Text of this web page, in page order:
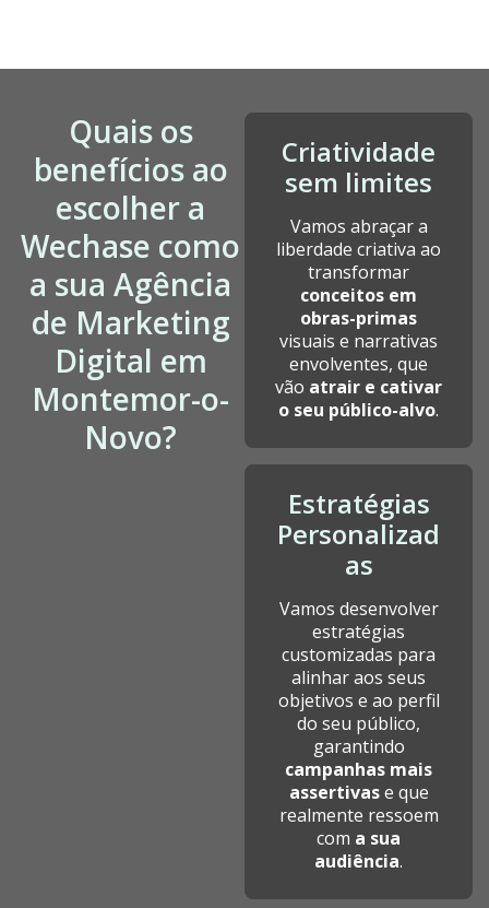
Quais os
benefícios ao
escolher a
Wechase como
a sua Agência
de Marketing
Digital em
Montemor-o-
Novo?
Criatividade
sem limites
Vamos abraçar a
liberdade criativa ao
transformar
conceitos em
obras-primas
visuais e narrativas
envolventes, que
vão atrair e cativar
o seu público-alvo.
Estratégias
Personalizad
as
Vamos desenvolver
estratégias
customizadas para
alinhar aos seus
objetivos e ao perfil
do seu público,
garantindo
campanhas mais
assertivase que
realmente ressoem
com a sua
audiência.